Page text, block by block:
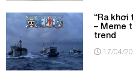
“Ra khơi
– Meme
trend
17/04/